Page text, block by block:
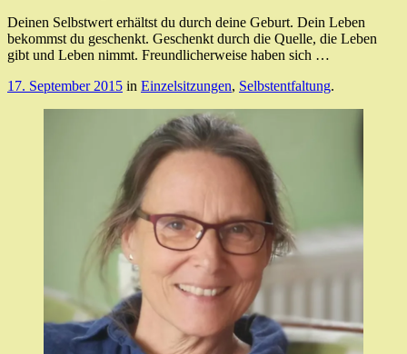
Deinen Selbstwert erhältst du durch deine Geburt. Dein Leben
bekommst du geschenkt. Geschenkt durch die Quelle, die Leben
gibt und Leben nimmt. Freundlicherweise haben sich …
17. September 2015 in Einzelsitzungen, Selbstentfaltung.